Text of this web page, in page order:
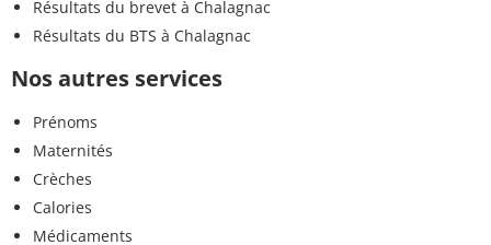
Résultats du brevet à Chalagnac
Résultats du BTS à Chalagnac
Nos autres services
Prénoms
Maternités
Crèches
Calories
Médicaments